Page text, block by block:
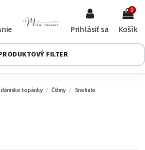
Prihlásiť sa
0
Košík
FILTER
dámske topánky Čižmy Snehule